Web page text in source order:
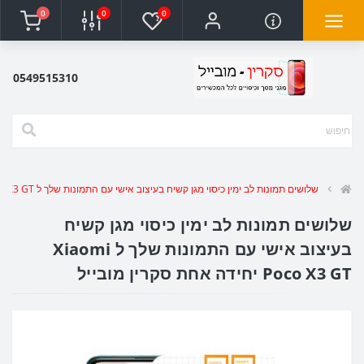
0
0
0
0549515310
שלושים תמונות לב ימין כיסוי מגן קשיח בעיצוב אישי עם התמונות שלך ל Xiaomi Poco X3 GT יחידה אחת סקרין מובייל
שלושים תמונות לב ימין כיסוי מגן קשיח
בעיצוב אישי עם התמונות שלך ל Xiaomi
Poco X3 GT יחידה אחת סקרין מובייל